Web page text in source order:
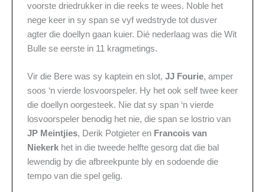
voorste driedrukker in die reeks te wees. Noble het
nege keer in sy span se vyf wedstryde tot dusver
agter die doellyn gaan kuier. Dié nederlaag was die Wit
Bulle se eerste in 11 kragmetings.
Vir die Bere was sy kaptein en slot, JJ Fourie, amper
soos ‘n vierde losvoorspeler. Hy het ook self twee keer
die doellyn oorgesteek. Nie dat sy span ‘n vierde
losvoorspeler benodig het nie, die span se lostrio van
JP Meintjies, Derik Potgieter en Francois van
Niekerk het in die tweede helfte gesorg dat die bal
lewendig by die afbreekpunte bly en sodoende die
tempo van die spel gelig.